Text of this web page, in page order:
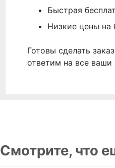
Быстрая
Низкие цены
Готовы сделать
ответим на все
Смотрите, что